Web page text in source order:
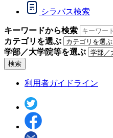
シラバス検索
キーワードから検索
カテゴリを選ぶ
学部／大学院等を選ぶ
検索
利用者ガイドライン